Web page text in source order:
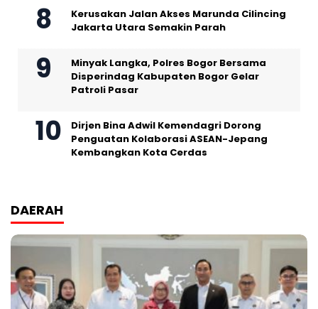
Kerusakan Jalan Akses Marunda Cilincing
Jakarta Utara Semakin Parah
Minyak Langka, Polres Bogor Bersama
Disperindag Kabupaten Bogor Gelar
Patroli Pasar
Dirjen Bina Adwil Kemendagri Dorong
Penguatan Kolaborasi ASEAN-Jepang
Kembangkan Kota Cerdas
DAERAH